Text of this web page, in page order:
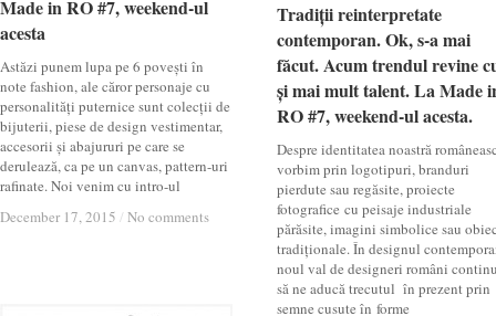
Made in RO #7, weekend-ul
acesta
Astăzi punem lupa pe 6 povești în
note fashion, ale căror personaje cu
personalități puternice sunt colecții de
bijuterii, piese de design vestimentar,
accesorii și abajururi pe care se
derulează, ca pe un canvas, pattern-uri
rafinate. Noi venim cu intro-ul
December 17, 2015 / No comments
Made in RO #7, weekend-ul
acesta
December 17, 2015 / No comments
Tradiții reinterpretate
contemporan. Ok, s-a mai
făcut. Acum trendul revine
și mai mult talent. La Made
RO #7, weekend-ul acesta.
Despre identitatea noastră
vorbim prin logotipuri, branduri
pierdute sau regăsite, proiecte
fotografice cu peisaje industriale
părăsite, imagini simbolice sau
tradiționale. În designul
noul val de designeri români
să ne aducă trecutul în prezent prin
semne cusute în forme
Tradiții reinterpretate
contemporan. Ok, s-a mai
făcut. Acum trendul revine
și mai mult talent. La Made
RO #7, weekend-ul acesta.